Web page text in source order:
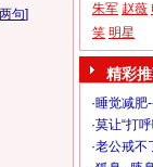
句]
朱军 赵薇
笑 明星
精彩
·睡觉减肥
·莫让“打
·老公戒不